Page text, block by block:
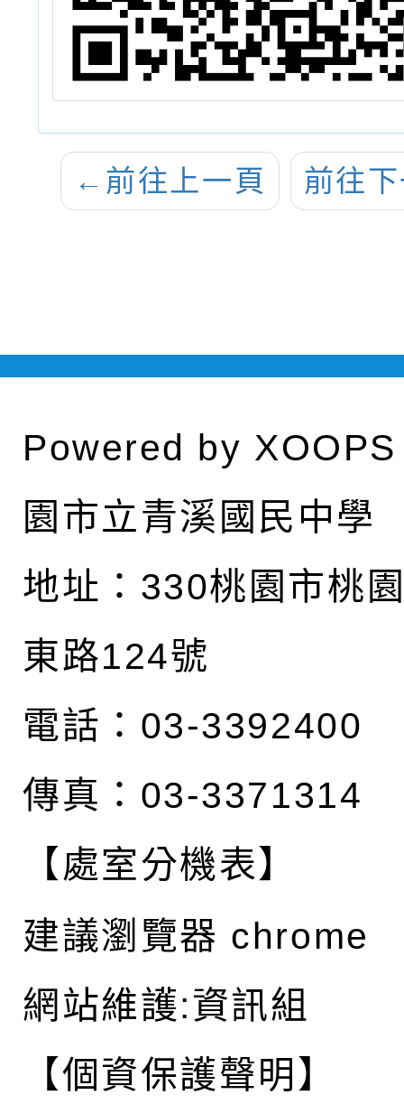
← 前往上一頁 前往
Powered by XOOPS
園市立青溪國民中學
地址： 330桃園市桃
東路124號
電話：03-3392400
傳真：03-3371314
【處室分機表】
建議瀏覽器 chrome
網站維護:資訊組
【個資保護聲明】